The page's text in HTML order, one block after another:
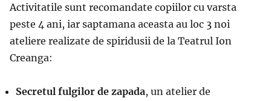
Activitatile sunt recomandate copiilor cu varsta
peste 4 ani, iar saptamana aceasta au loc 3 noi
ateliere realizate de spiridusii de la Teatrul Ion
Creanga:
Secretul fulgilor de zapada, un atelier de